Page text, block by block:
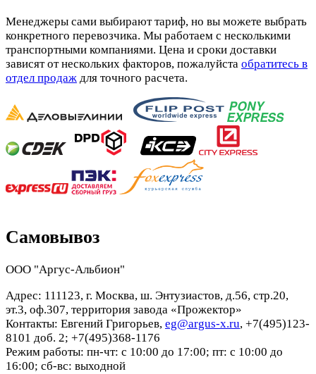
Менеджеры сами выбирают тариф, но вы можете выбрать
конкретного перевозчика. Мы работаем с несколькими
транспортными компаниями. Цена и сроки доставки
зависят от нескольких факторов, пожалуйста обратитесь в
отдел продаж для точного расчета.
Самовывоз
ООО "Аргус-Альбион"
Адрес: 111123, г. Москва, ш. Энтузиастов, д.56, стр.20,
эт.3, оф.307, территория завода «Прожектор»
Контакты: Евгений Григорьев, eg@argus-x.ru, +7(495)123-
8101 доб. 2; +7(495)368-1176
Режим работы: пн-чт: с 10:00 до 17:00; пт: с 10:00 до
16:00; сб-вс: выходной